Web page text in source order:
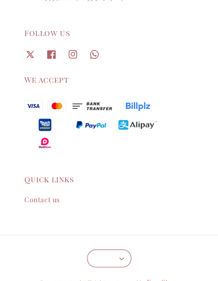
Follow us
We accept
Quick links
Contact us